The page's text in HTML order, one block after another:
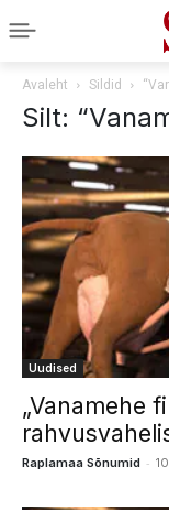
Avaleht Sildid
Silt:
Uudised
„Vanamehe
Raplamaa Sõnumid -